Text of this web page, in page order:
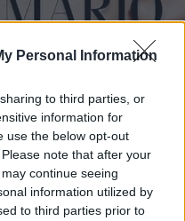
Personal Information
to third parties, or
information for
use the below opt-out
note that after your
continue seeing
information utilized by
to third parties prior to